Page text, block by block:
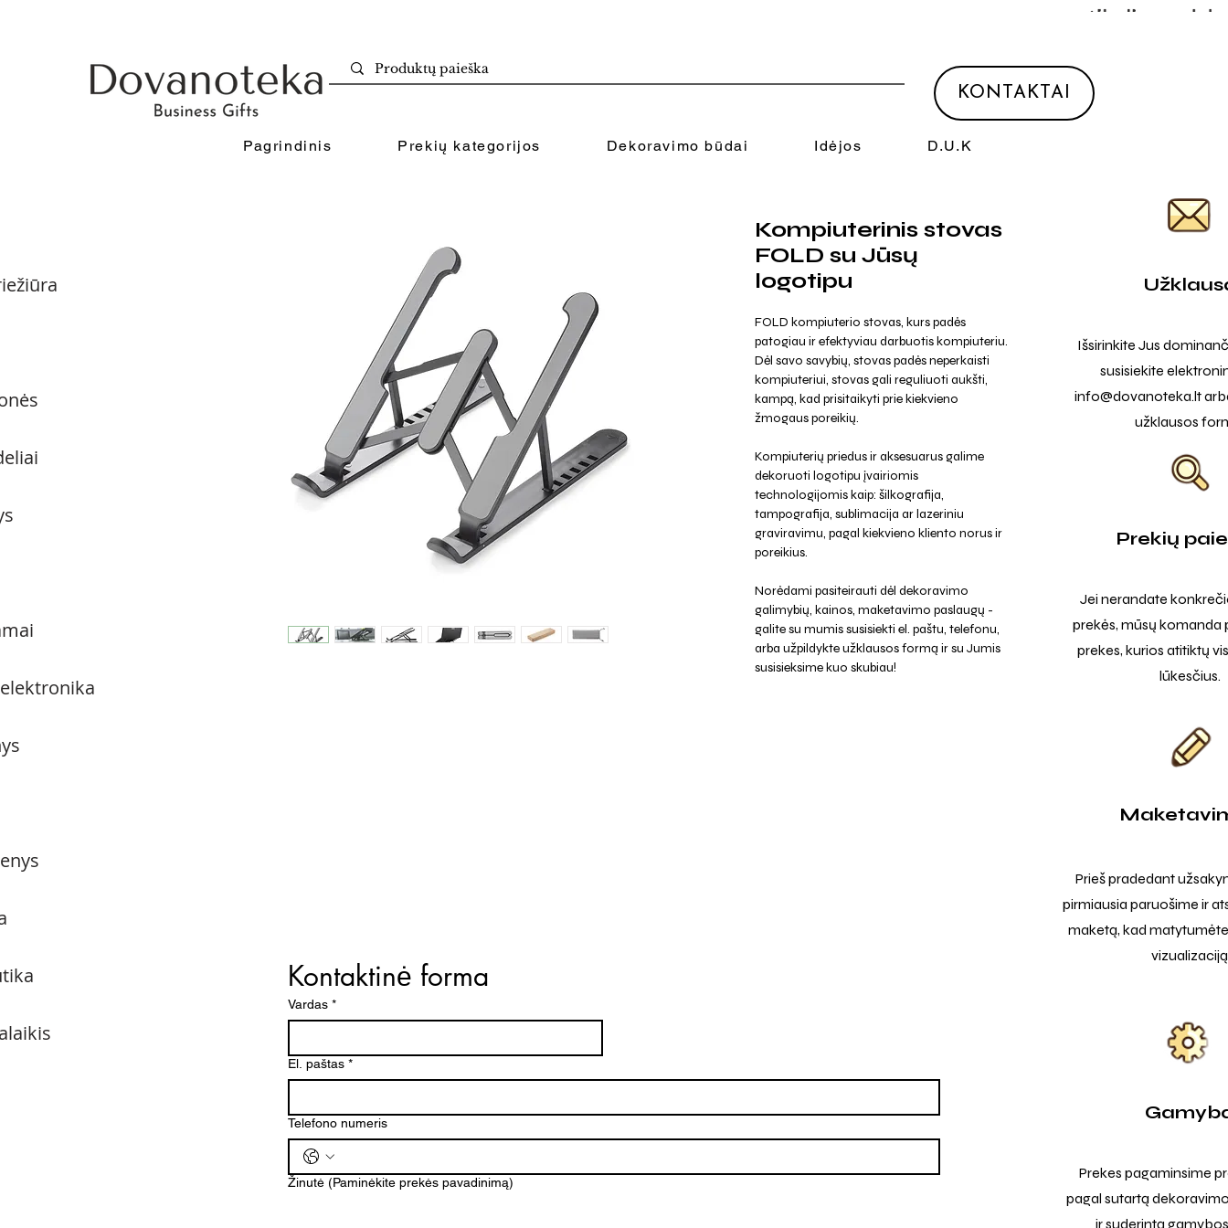
Pagrindinis Prekių kategorijos Dekoravimo būdai Idėjos D.U.K
KONTAKTAI
Kompiuterinis stovas
FOLD su Jūsų
logotipu
FOLD kompiuterio stovas, kurs padės
patogiau ir efektyviau darbuotis kompiuteriu.
Dėl savo savybių, stovas padės neperkaisti
kompiuteriui, stovas gali reguliuoti aukšti,
kampą, kad prisitaikyti prie kiekvieno
žmogaus poreikių.
Kompiuterių priedus ir aksesuarus galime
dekoruoti logotipu įvairiomis
technologijomis kaip: šilkografija,
tampografija, sublimacija ar lazeriniu
graviravimu, pagal kiekvieno kliento norus ir
poreikius.
Norėdami pasiteirauti dėl dekoravimo
galimybių, kainos, maketavimo paslaugų -
galite su mumis susisiekti el. paštu, telefonu,
arba užpildykte užklausos formą ir su Jumis
susisieksime kuo skubiau!
Išsirinkite Jus
susisiekite
info@dovanoteka.lt
užklausos
Prekių
Jei nerandate
prekės, mūsų komanda
prekes, kurios atitiktų
lūkesčius.
Kontaktinė forma
Vardas *
El. paštas *
Telefono numeris
Žinutė (Paminėkite prekės pavadinimą)
Prieš pradedant
pirmiausia paruošime ir
maketą, kad
vizualizaciją
Prekes pagaminsime
pagal sutartą
ir suderintą